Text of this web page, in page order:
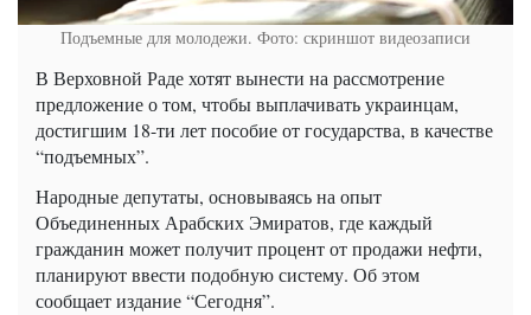
Подъемные для молодежи. Фото: скриншот видеозаписи
В Верховной Раде хотят вынести на рассмотрение
предложение о том, чтобы выплачивать украинцам,
достигшим 18-ти лет пособие от государства, в качестве
“подъемных”.
Народные депутаты, основываясь на опыт
Объединенных Арабских Эмиратов, где каждый
гражданин может получит процент от продажи нефти,
планируют ввести подобную систему. Об этом
сообщает издание “Сегодня”.